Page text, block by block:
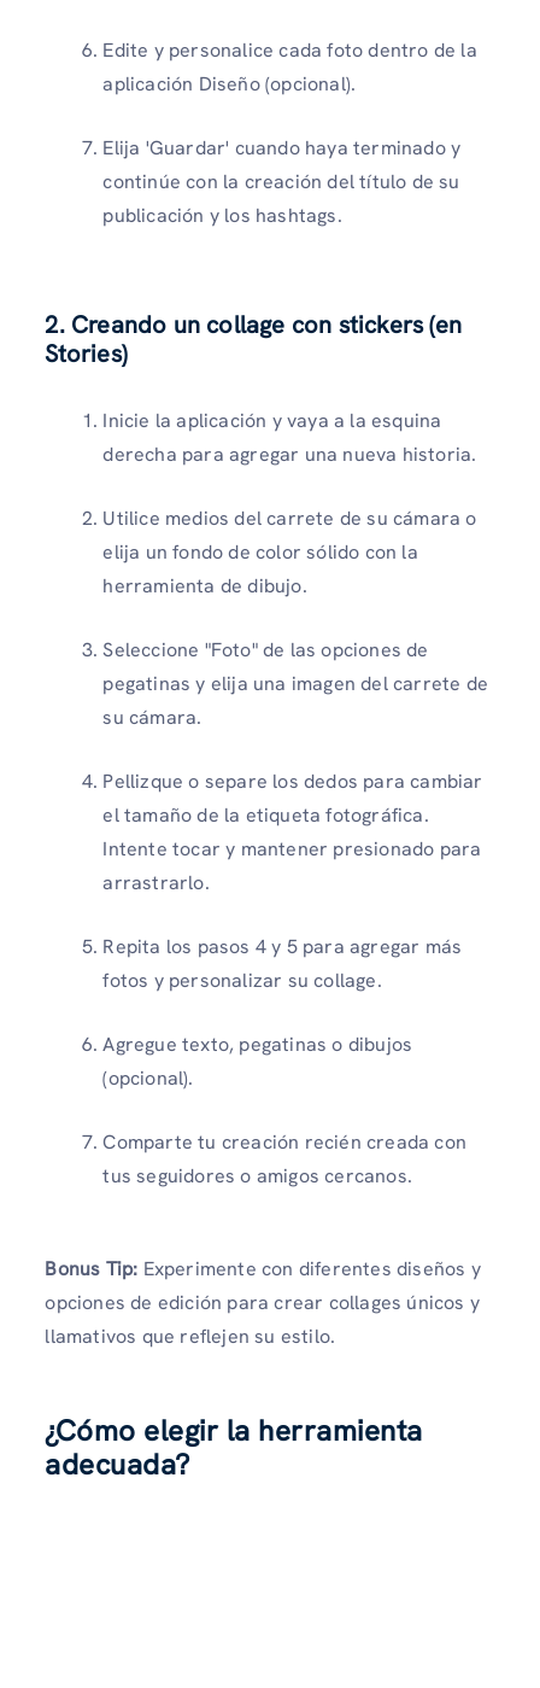
Edite y personalice cada foto dentro de la
aplicación Diseño (opcional).
Elija 'Guardar' cuando haya terminado y
continúe con la creación del título de su
publicación y los hashtags.
2. Creando un collage con stickers (en
Stories)
Inicie la aplicación y vaya a la esquina
derecha para agregar una nueva historia.
Utilice medios del carrete de su cámara o
elija un fondo de color sólido con la
herramienta de dibujo.
Seleccione "Foto" de las opciones de
pegatinas y elija una imagen del carrete de
su cámara.
Pellizque o separe los dedos para cambiar
el tamaño de la etiqueta fotográfica.
Intente tocar y mantener presionado para
arrastrarlo.
Repita los pasos 4 y 5 para agregar más
fotos y personalizar su collage.
Agregue texto, pegatinas o dibujos
(opcional).
Comparte tu creación recién creada con
tus seguidores o amigos cercanos.
Bonus Tip: Experimente con diferentes diseños y
opciones de edición para crear collages únicos y
llamativos que reflejen su estilo.
¿Cómo elegir la herramienta
adecuada?